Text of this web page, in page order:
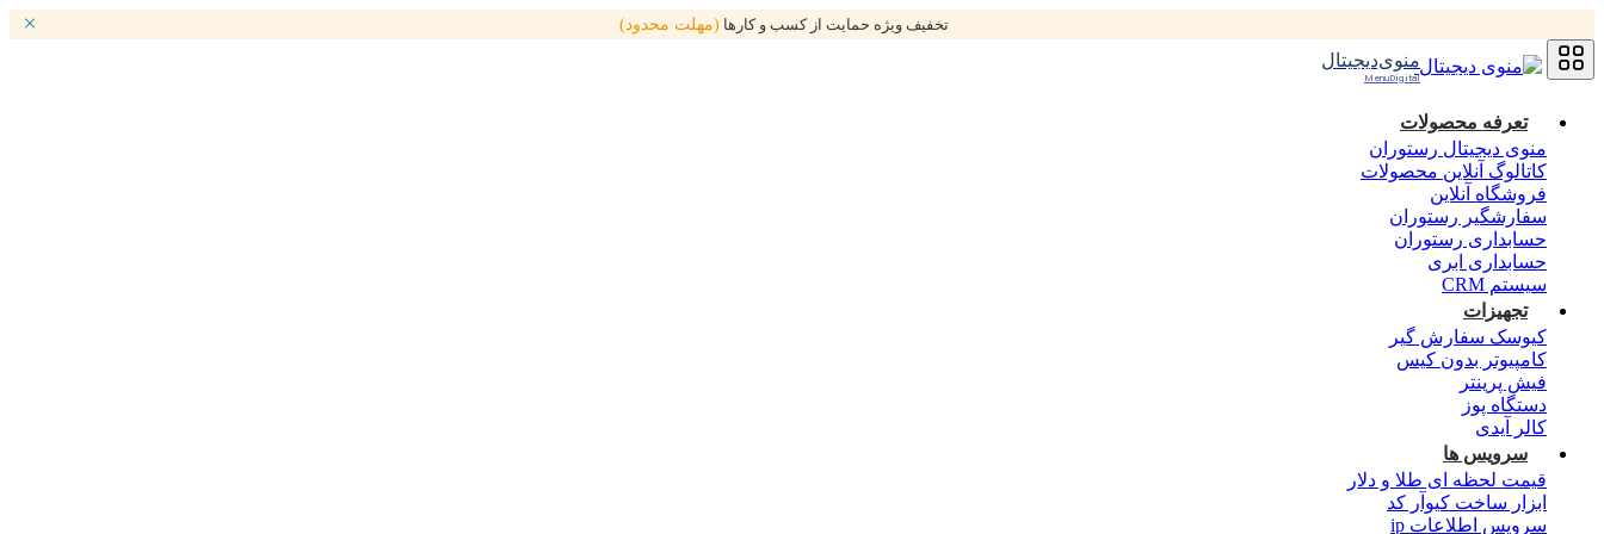
تخفیف ویژه حمایت از کسب و کارها (مهلت محدود)
منوی‌دیجیتال
MenuDigital
تعرفه محصولات
منوی دیجیتال رستوران
کاتالوگ آنلاین محصولات
فروشگاه آنلاین
سفارشگیر رستوران
حسابداری رستوران
حسابداری ابری
سیستم CRM
تجهیزات
کیوسک سفارش گیر
کامپیوتر بدون کیس
فیش پرینتر
دستگاه پوز
کالر آیدی
سرویس ها
قیمت لحظه ای طلا و دلار
ابزار ساخت کیوآر کد
سرویس اطلاعات ip